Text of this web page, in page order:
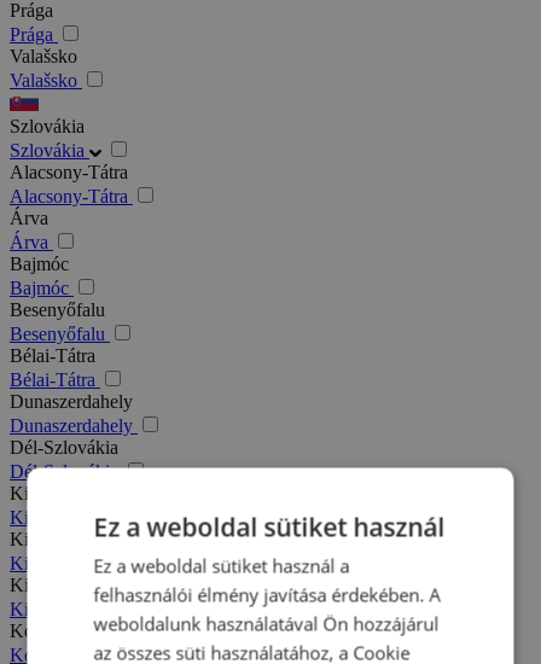
Prága
Prága
Valašsko
Valašsko
Szlovákia
Szlovákia
Alacsony-Tátra
Alacsony-Tátra
Árva
Árva
Bajmóc
Bajmóc
Besenyőfalu
Besenyőfalu
Bélai-Tátra
Bélai-Tátra
Dunaszerdahely
Dunaszerdahely
Dél-Szlovákia
Dél-Szlovákia
Kis-Fátra
Kis-Fátra
Kisbélic
Kisbélic
Kiszucai-Beszkidek
Kiszucai-Beszkidek
Komárno
Komárno
Ez a weboldal sütiket használ
Ez a weboldal sütiket használ a
felhasználói élmény javítása érdekében. A
weboldalunk használatával Ön hozzájárul
az összes süti használatához, a Cookie